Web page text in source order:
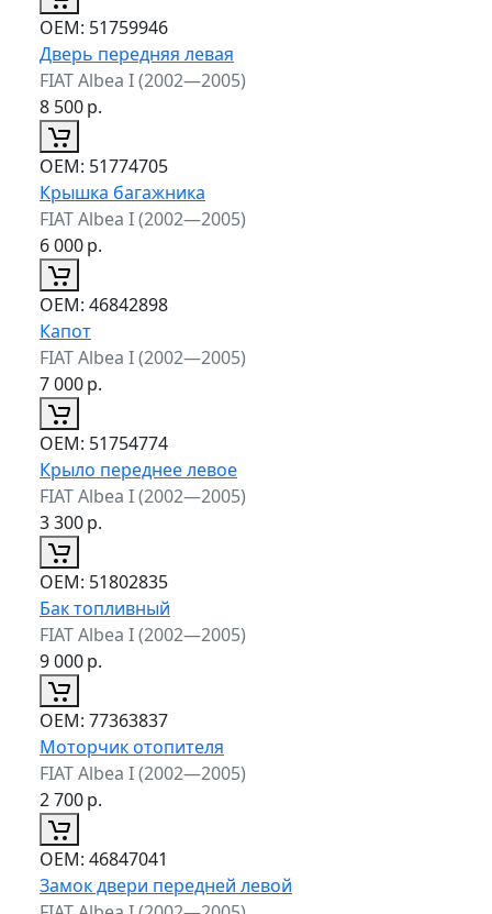
ОЕМ: 51759946
Дверь передняя левая
FIAT Albea I (2002—2005)
8 500р.
ОЕМ: 51774705
Крышка багажника
FIAT Albea I (2002—2005)
6 000р.
ОЕМ: 46842898
Капот
FIAT Albea I (2002—2005)
7 000р.
ОЕМ: 51754774
Крыло переднее левое
FIAT Albea I (2002—2005)
3 300р.
ОЕМ: 51802835
Бак топливный
FIAT Albea I (2002—2005)
9 000р.
ОЕМ: 77363837
Моторчик отопителя
FIAT Albea I (2002—2005)
2 700р.
ОЕМ: 46847041
Замок двери передней левой